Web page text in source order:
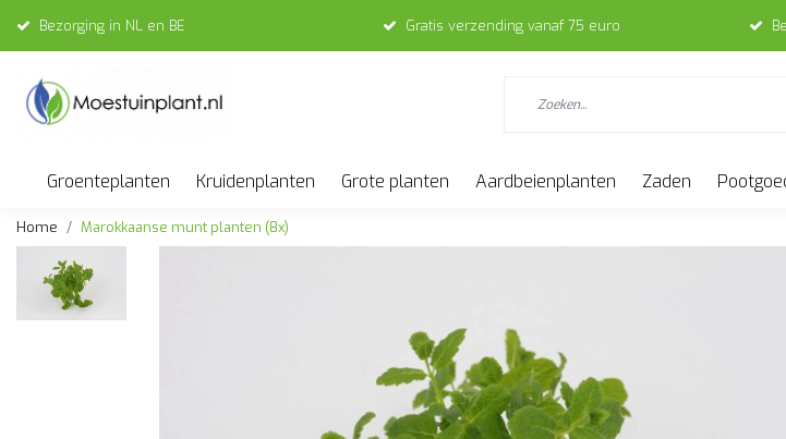
Bezorging in NL en BE Gratis verzending vanaf 75 euro
Groenteplanten Kruidenplanten Grote planten Aardbeienplanten Zaden
Home Marokkaanse munt planten (8x)